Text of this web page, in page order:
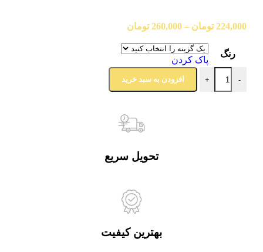
224,000 تومان –
260,000 تومان
رنگ
پاک کردن
-
+ افزودن به سبد خرید
تحویل سریع
بهترین کیفیت